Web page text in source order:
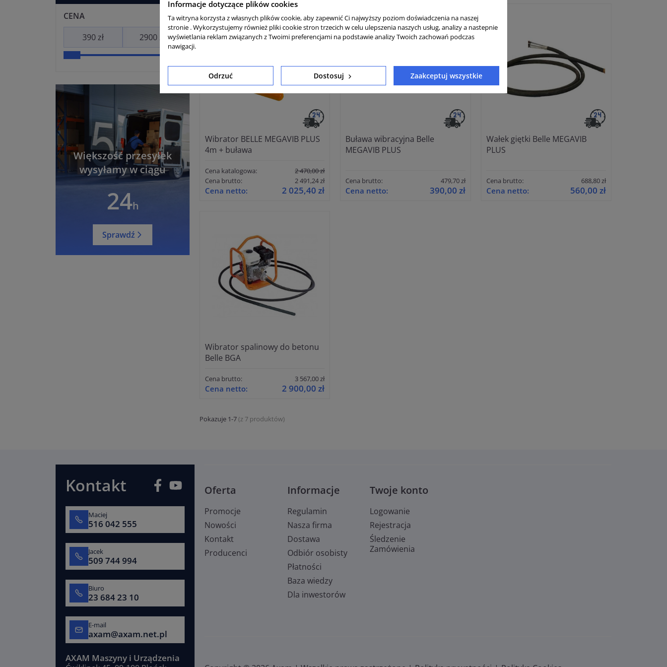
CENA
Większość przesyłek
wysyłamy w ciągu
24h
Sprawdź
Wibrator BELLE MEGAVIB PLUS
4m + buława
Cena katalogowa:
2 470,00 zł
Cena brutto:
2 491,24 zł
Cena netto: 2 025,40 zł
PROMOCJA
Buława wibracyjna Belle
MEGAVIB PLUS
Cena brutto: 479,70 zł
Cena netto: 390,00 zł
Wałek giętki Belle MEGAVIB
PLUS
Cena brutto: 688,80 zł
Cena netto: 560,00 zł
Wibrator spalinowy do betonu
Belle BGA
Cena brutto: 3 567,00 zł
Cena netto: 2 900,00 zł
Pokazuje 1-7 (z 7 produktów)
Kontakt Facebook
Maciej
516 042 555
Jacek
509 744 994
Biuro
23 684 23 10
E-mail
axam@axam.net.pl
AXAM Maszyny i Urządzenia
Oferta
Promocje
Nowości
Kontakt
Producenci
Informacje
Regulamin
Nasza firma
Dostawa
Odbiór osobisty
Płatności
Baza wiedzy
Dla inwestorów
Twoje konto
Logowanie
Rejestracja
Śledzenie
Zamówienia
Informacje dotyczące plików cookies
Ta witryna korzysta z własnych plików cookie, aby zapewnić Ci najwyższy poziom doświadczenia na naszej
stronie . Wykorzystujemy również pliki cookie stron trzecich w celu ulepszenia naszych usług, analizy a nastepnie
wyświetlania reklam związanych z Twoimi preferencjami na podstawie analizy Twoich zachowań podczas
nawigacji.
Odrzuć Dostosuj Zaakceptuj wszystkie